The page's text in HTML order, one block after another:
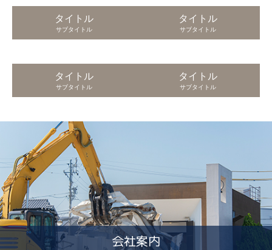
タイトル
サブタイトル
タイトル
サブタイトル
タイトル
サブタイトル
タイトル
サブタイトル
会社案内